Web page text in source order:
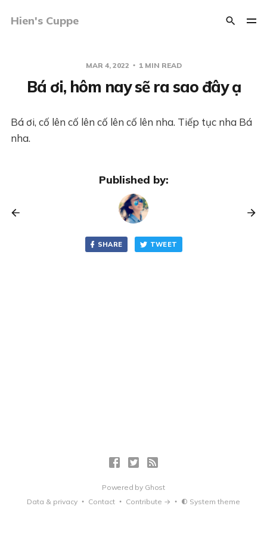
Hien's Cuppe
MAR 4, 2022 1 MIN READ
Bá ơi, hôm nay sẽ ra sao đây ạ
Bá ơi, cố lên cố lên cố lên cố lên nha. Tiếp tục nha Bá
nha.
Published by:
SHARE TWEET
Powered by Ghost
Data & privacy
Contact Contribute → System theme